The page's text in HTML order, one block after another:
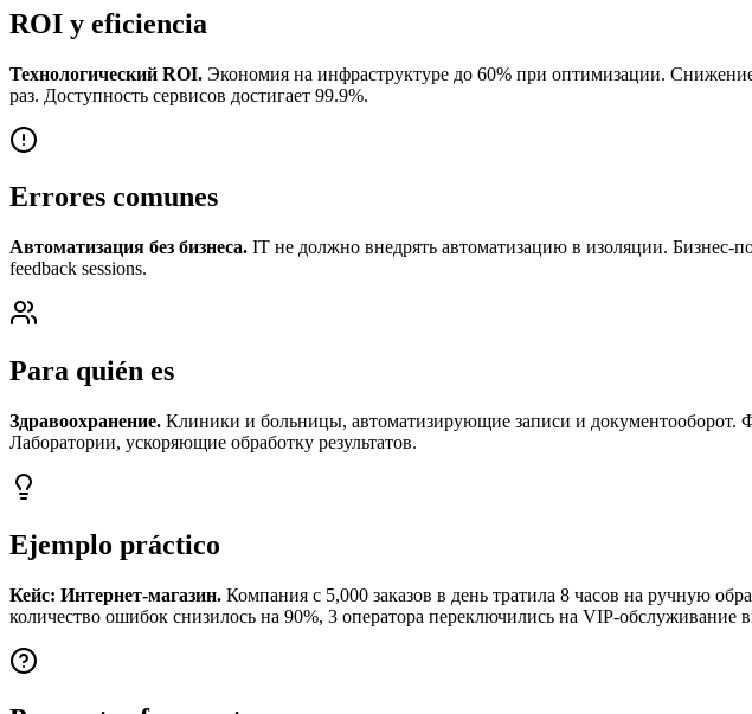
ROI y eficiencia
Технологический ROI. Экономия на инфраструктуре до 60% при оптимизации.
раз. Доступность сервисов достигает 99.9%.
Errores comunes
Автоматизация без бизнеса. IT не должно внедрять автоматизацию в изоляции. Бизнес-
feedback sessions.
Para quién es
Здравоохранение. Клиники и больницы, автоматизирующие записи и документооборот.
Лаборатории, ускоряющие обработку результатов.
Ejemplo práctico
Кейс: Интернет-магазин. Компания с 5,000 заказов в день тратила 8 часов на ручную
количество ошибок снизилось на 90%, 3 оператора переключились на VIP-обслуживание